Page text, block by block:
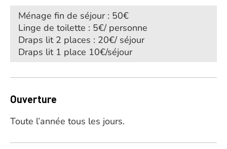
Ménage fin de séjour : 50€
Linge de toilette : 5€/ personne
Draps lit 2 places : 20€/ séjour
Draps lit 1 place 10€/séjour
Ouverture
Toute l’année tous les jours.